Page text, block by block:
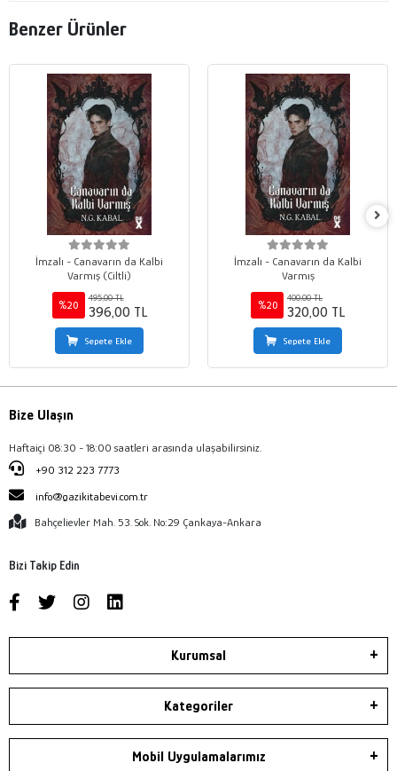
Benzer Ürünler
İmzalı - Canavarın da Kalbi
Varmış (Ciltli)
%20
495,00 TL
396,00 TL
Sepete Ekle
İmzalı - Canavarın da Kalbi
Varmış
%20
400,00 TL
320,00 TL
Sepete Ekle
Bize Ulaşın
Haftaiçi 08:30 - 18:00 saatleri arasında ulaşabilirsiniz.
+90 312 223 7773
info@gazikitabevi.com.tr
Bahçelievler Mah. 53. Sok. No:29 Çankaya-Ankara
Bizi Takip Edin
Kurumsal
Kategoriler
Mobil Uygulamalarımız